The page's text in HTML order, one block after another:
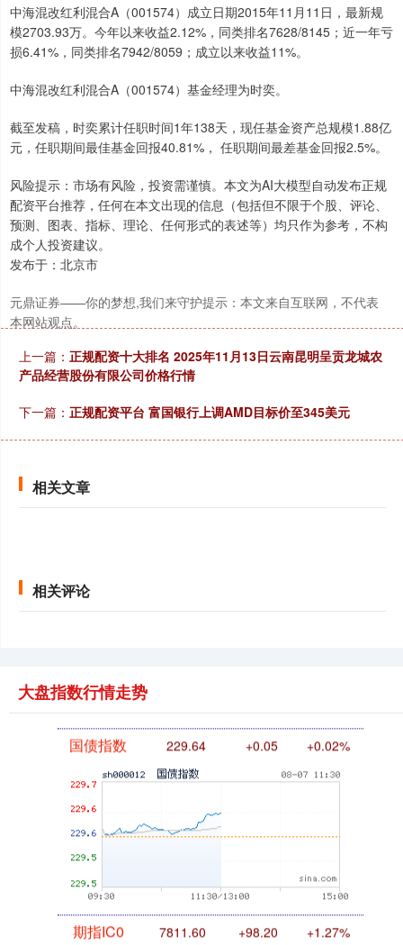
中海混改红利混合A（001574）成立日期2015年11月11日，最新规
模2703.93万。今年以来收益2.12%，同类排名7628/8145；近一年亏
损6.41%，同类排名7942/8059；成立以来收益11%。
中海混改红利混合A（001574）基金经理为时奕。
截至发稿，时奕累计任职时间1年138天，现任基金资产总规模1.88亿
元，任职期间最佳基金回报40.81%， 任职期间最差基金回报2.5%。
风险提示：市场有风险，投资需谨慎。本文为AI大模型自动发布正规
配资平台推荐，任何在本文出现的信息（包括但不限于个股、评论、
预测、图表、指标、理论、任何形式的表述等）均只作为参考，不构
成个人投资建议。
发布于：北京市
元鼎证券——你的梦想,我们来守护提示：本文来自互联网，不代表
本网站观点。
上一篇： 正规配资十大排名 2025年11月13日云南昆明呈贡龙城农
产品经营股份有限公司价格行情
下一篇： 正规配资平台 富国银行上调AMD目标价至345美元
相关文章
相关评论
大盘指数行情走势
沪深300 4689.96 +38.65 +0.83%
北证50 1129.72 +6.84 +0.61%
创业板指 3577.20
国债指数